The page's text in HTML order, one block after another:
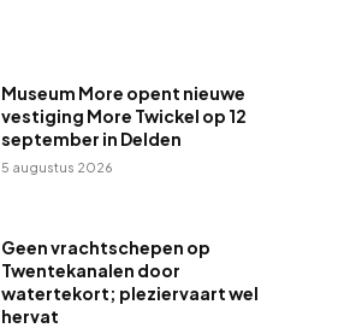
Museum More opent nieuwe
vestiging More Twickel op 12
september in Delden
5 augustus 2026
Geen vrachtschepen op
Twentekanalen door
watertekort; pleziervaart wel
hervat